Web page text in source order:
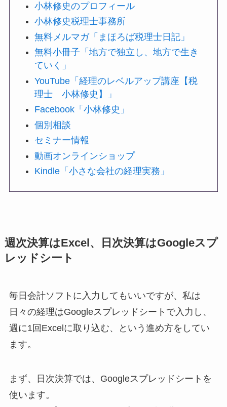
小林修史のプロフィール
小林修史税理士事務所
無料メルマガ「まほろば税理士日記」
無料小冊子「地方で独立し、地方で生き
ていく」
YouTube「経理のレベルアップ講座【税
理士 小林修史】」
Facebook「小林修史」
個別相談
セミナー情報
動画オンラインショップ
Kindle「小さな会社の経理実務」
週次決算はExcel、日次決算はGoogleスプ
レッドシート
毎日会計ソフトに入力してもいいですが、私は
日々の経理はGoogleスプレッドシートで入力し、
週に1回Excelに取り込む、という進め方をしてい
ます。
まず、日次決算では、Googleスプレッドシートを
使います。